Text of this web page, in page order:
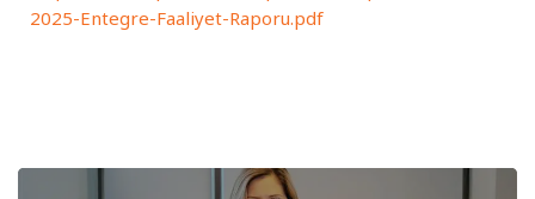
2025-Entegre-Faaliyet-Raporu.pdf